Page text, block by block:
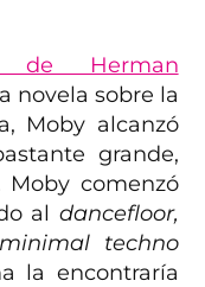
de Herman
novela sobre la
Moby alcanzó
grande,
Moby comenzó
al dancefloor,
minimal techno
la encontraría